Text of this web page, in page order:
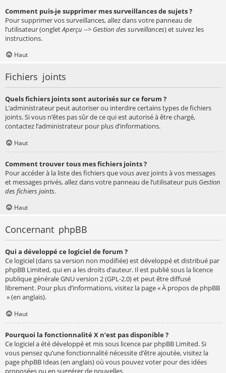
Comment puis-je supprimer mes surveillances de sujets ?
Pour supprimer vos surveillances, allez dans votre panneau de
l’utilisateur (ongletAperçu --> Gestion des surveillances) et suivez les
instructions.
Haut
Fichiers joints
Quels fichiers joints sont autorisés sur ce forum ?
L’administrateur peut autoriser ou interdire certains types de fichiers
joints. Si vous n’êtes pas sûr de ce qui est autorisé à être chargé,
contactez l’administrateur pour plus d’informations.
Haut
Comment trouver tous mes fichiers joints ?
Pour accéder à la liste des fichiers que vous avez joints à vos messages
et messages privés, allez dans votre panneau de l’utilisateur puis Gestion
des fichiers joints.
Haut
Concernant phpBB
Qui a développé ce logiciel de forum ?
Ce logiciel (dans sa version non modifiée) est développé et distribué par
phpBB Limited, qui en a les droits d’auteur. Il est publié sous la licence
publique générale GNU version 2 (GPL-2.0) et peut être diffusé
librement. Pour plus d’informations, visitez la page «À propos de phpBB
» (en anglais).
Haut
Pourquoi la fonctionnalité X n’est pas disponible ?
Ce logiciel a été développé et mis sous licence par phpBB Limited. Si
vous pensez qu’une fonctionnalité nécessite d’être ajoutée, visitez la
page phpBB Ideas(en anglais) où vous pouvez voter pour des idées
proposées ou en suggérer de nouvelles.